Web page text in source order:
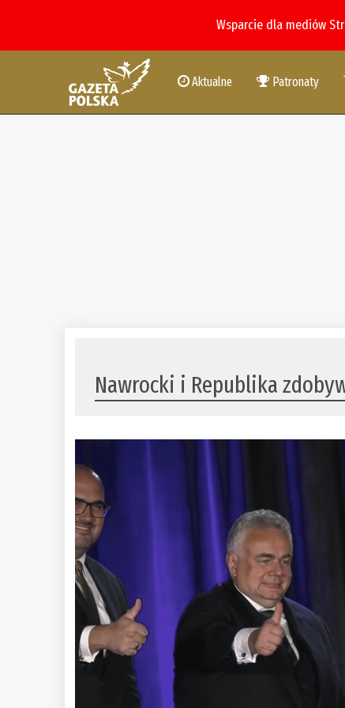
Wsparcie dla mediów
Aktualne Patronaty
Nawrocki i Republika